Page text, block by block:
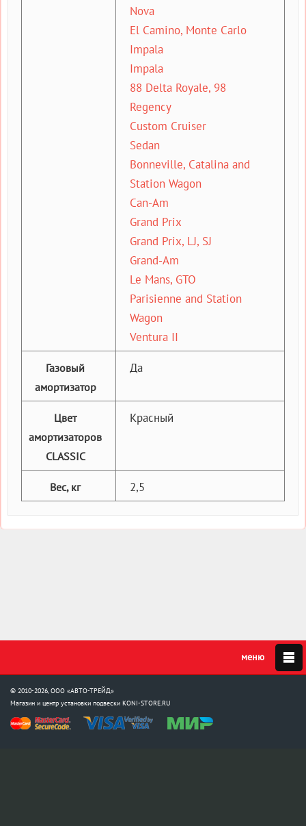
Nova
El Camino, Monte Carlo
Impala
Impala
88 Delta Royale, 98
Regency
Custom Cruiser
Sedan
Bonneville, Catalina and
Station Wagon
Can-Am
Grand Prix
Grand Prix, LJ, SJ
Grand-Am
Le Mans, GTO
Parisienne and Station
Wagon
Ventura II
Газовый
амортизатор
Да
Цвет
амортизаторов
CLASSIC
Красный
Вес, кг 2,5
© 2010-2026, ООО «АВТО-ТРЕЙД»
Магазин и центр установки подвески KONI-STORE.RU